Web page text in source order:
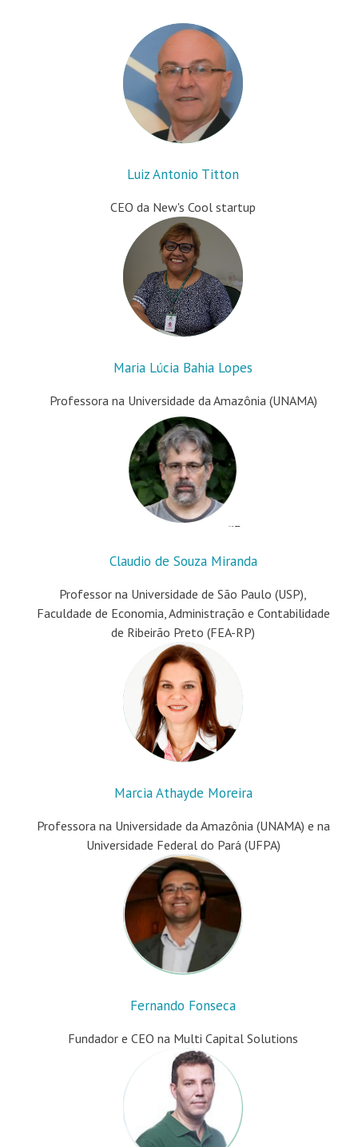
Luiz Antonio Titton
CEO da New's Cool startup
Maria Lúcia Bahia Lopes
Professora na Universidade da Amazônia (UNAMA)
Claudio de Souza Miranda
Professor na Universidade de São Paulo (USP),
Faculdade de Economia, Administração e Contabilidade
de Ribeirão Preto (FEA-RP)
Marcia Athayde Moreira
Professora na Universidade da Amazônia (UNAMA) e na
Universidade Federal do Pará (UFPA)
Fernando Fonseca
Fundador e CEO na Multi Capital Solutions